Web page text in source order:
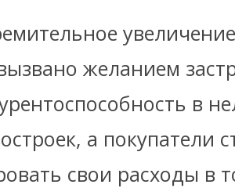
желанием
в
а покупатели
свои расходы в